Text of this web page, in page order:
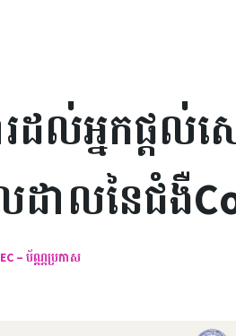
ដល់អ្នកផ្តល់ស
ដាលនៃជំងឺ
– ប័ណ្ណប្រកាស